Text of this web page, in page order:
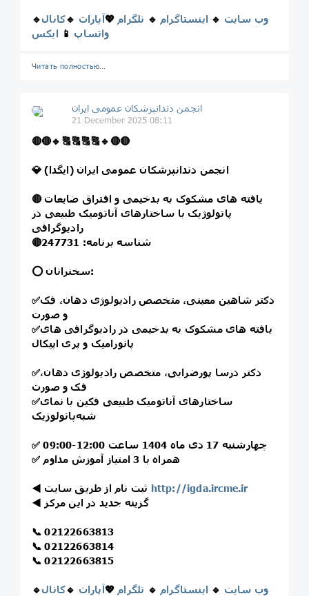
🔹 وب سایت 🔹 اینستاگرام 🔹 تلگرام 💖آپارات 🔹کانال
واتساپ 📱 ایکس
Читать полностью…
انجمن دندانپزشکان عمومی ایران
21 December 2025 08:11
🔴🔴🔹 🔠🔠🔠🔠🔹🔴🔴
💎 انجمن دندانپزشکان عمومی ایران (ایگدا)
🔴
پاتولوژیک با ساختارهای آناتومیک طبیعی در
رادیوگرافی
🔴
شناسه برنامه: 247731
⭕️ سخنرانان:
✅دکتر شاهین معینی، متخصص رادیولوژی دهان، فک
و صورت
✅یافته های مشکوک به بدخیمی در رادیوگرافی های
پانورامیک و پری اپیکال
✅دکتر درسا پورضرابی، متخصص رادیولوژی دهان،
فک و صورت
✅ساختارهای آناتومیک طبیعی فکین با نمای
شبه‌پاتولوژیک
✅
چهارشنبه 17 دی ماه 1404 ساعت 12:00-09:00
✅
همراه با 3 امتیاز آموزش مداوم
◀️
http://igda.ircme.ir
◀️ گزینه جدید در این مرکز
📞 02122663813
📞 02122663814
📞 02122663815
🔹 وب سایت 🔹 اینستاگرام 🔹 تلگرام 💖آپارات 🔹کانال